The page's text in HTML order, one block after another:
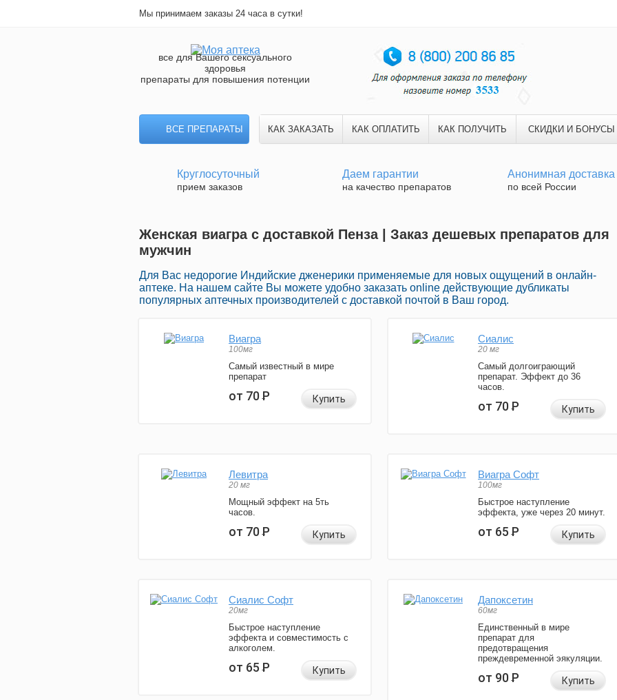
Мы принимаем заказы 24 часа в сутки!
все для Вашего сексуального
здоровья
препараты для повышения потенции
ВСЕ ПРЕПАРАТЫ КАК ЗАКАЗАТЬ КАК ОПЛАТИТЬ КАК ПОЛУЧИТЬ СКИДКИ И БОНУСЫ
Круглосуточный
прием заказов
Даем гарантии
на качество препаратов
Анонимная доставка
по всей России
Женская виагра с доставкой Пенза | Заказ дешевых препаратов для
мужчин
Для Вас недорогие Индийские дженерики применяемые для новых ощущений в онлайн-
аптеке. На нашем сайте Вы можете удобно заказать online действующие дубликаты
популярных аптечных производителей с доставкой почтой в Ваш город.
Виагра
100мг
Самый известный в мире
препарат
от 70Р Купить
Сиалис
20 мг
Самый долгоиграющий
препарат. Эффект до 36
часов.
от 70Р Купить
Левитра
20 мг
Мощный эффект на 5ть
часов.
от 70Р Купить
Виагра Софт
100мг
Быстрое наступление
эффекта, уже через 20 минут.
от 65Р Купить
Сиалис Софт
20мг
Быстрое наступление
эффекта и совместимость с
алкоголем.
от 65Р Купить
Дапоксетин
60мг
Единственный в мире
препарат для
предотвращения
преждевременной эякуляции.
от 90Р Купить